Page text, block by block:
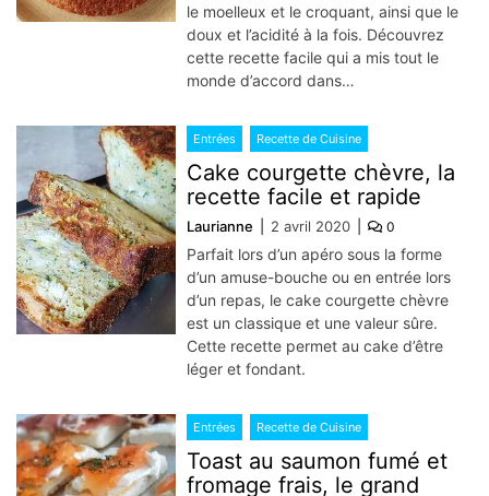
le moelleux et le croquant, ainsi que le
doux et l’acidité à la fois. Découvrez
cette recette facile qui a mis tout le
monde d’accord dans…
Entrées Recette de Cuisine
Cake courgette chèvre, la
recette facile et rapide
Laurianne 2 avril 2020 0
Parfait lors d’un apéro sous la forme
d’un amuse-bouche ou en entrée lors
d’un repas, le cake courgette chèvre
est un classique et une valeur sûre.
Cette recette permet au cake d’être
léger et fondant.
Entrées Recette de Cuisine
Toast au saumon fumé et
fromage frais, le grand